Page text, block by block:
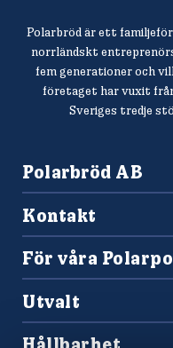
Polarbröd är ett
norrländskt
fem generationer och
företaget har vuxit
Sveriges tredje
Polarbröd AB
010-450 60 00
info@polarbrod.se
Kontakt
Frågor och svar
Press och nyhetsrum
Sponsring
För våra
Tävlingar
Hitta din Polarklämma
Utvalt